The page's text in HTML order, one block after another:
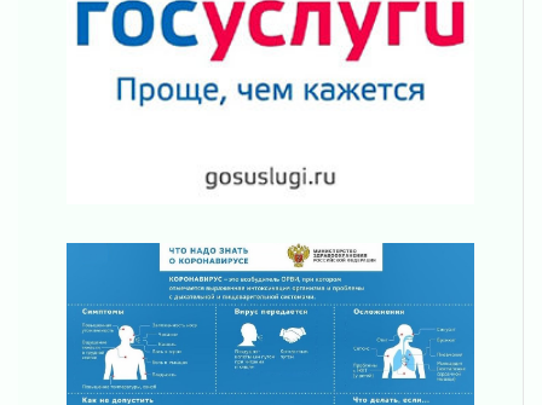
02 августа 2026
В Ивангороде назвали новых почетных
граждан Ленинградской области
02 августа 2026
Километровые столбы «Дороги жизни»
Ленобласть внедрила передовую подготовку
операторов БПЛА
02 августа 2026
В Ивангороде появилась «Избушка-
воробушка»
02 августа 2026